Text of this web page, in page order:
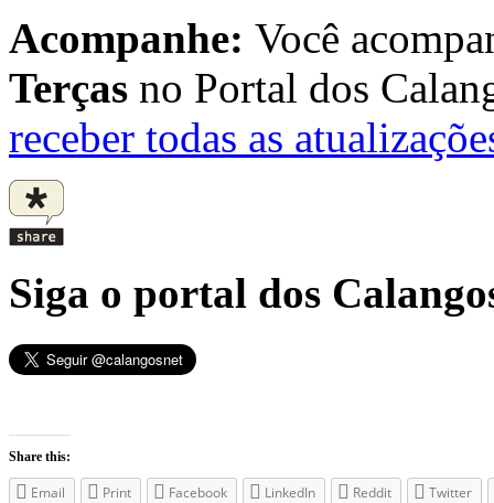
Acompanhe: Você
Terças no Portal dos
receber todas as
Siga o portal dos
Share this:
Email Print Facebook LinkedIn Reddit Twitter